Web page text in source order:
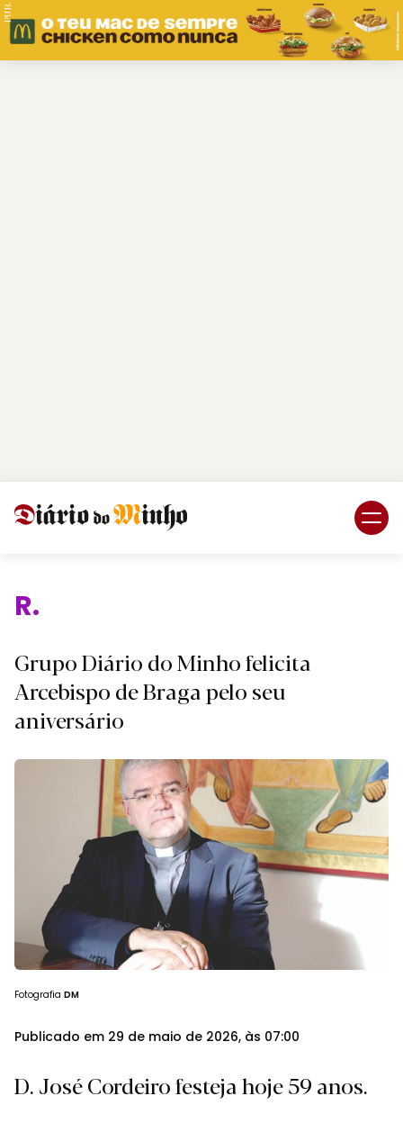
PUB.
Reli
Grupo Diário do Minho felicita
Arcebispo de Braga pelo seu
aniversário
Fotografia DM
Publicado em 29 de maio de 2026, às 07:00
D. José Cordeiro festeja hoje 59 anos.